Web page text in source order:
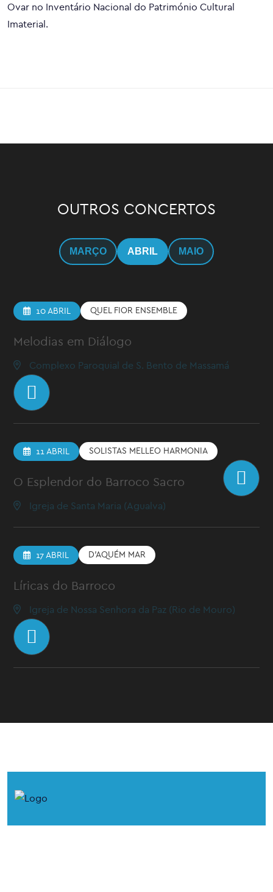
Ovar no Inventário Nacional do Património Cultural
Imaterial.
OUTROS CONCERTOS
ABRIL MAIO
MARÇO
10 ABRIL QUEL FIOR ENSEMBLE
Melodias em Diálogo
Complexo Paroquial de S. Bento de Massamá
11 ABRIL SOLISTAS MELLEO HARMONIA
O Esplendor do Barroco Sacro
Igreja de Santa Maria (Agualva)
17 ABRIL D’AQUÉM MAR
Líricas do Barroco
Igreja de Nossa Senhora da Paz (Rio de Mouro)